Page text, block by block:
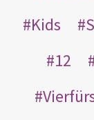
Kids
12